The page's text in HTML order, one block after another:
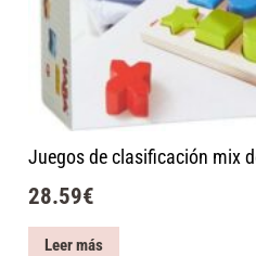
Juegos de clasificación mix
28.59€
Leer más